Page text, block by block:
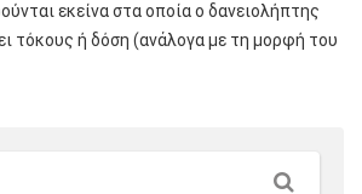
εκείνα στα οποία ο δανειολήπτης
τόκους ή δόση (ανάλογα με τη μορφή του
Search